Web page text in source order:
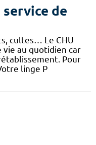
de
cultes… Le CHU
au quotidien car
Pour
linge P